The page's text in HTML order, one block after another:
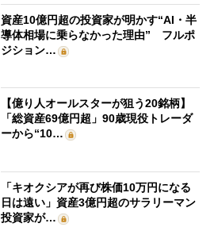
資産10億円超の投資家が明かす“AI・半
導体相場に乗らなかった理由” フルポ
ジション…
【億り人オールスターが狙う20銘柄】
「総資産69億円超」90歳現役トレーダ
ーから“10…
「キオクシアが再び株価10万円になる
日は遠い」資産3億円超のサラリーマン
投資家が…